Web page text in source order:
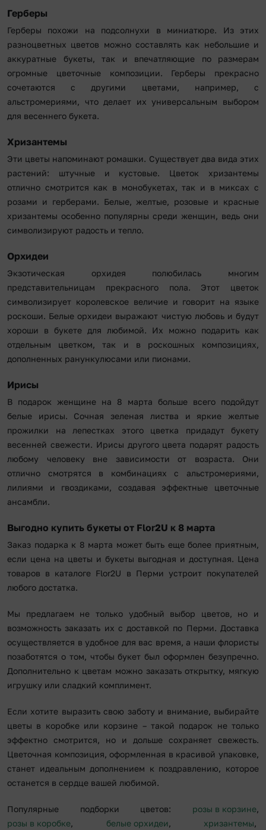
Герберы
Герберы похожи на подсолнухи в миниатюре. Из этих
разноцветных цветов можно составлять как небольшие и
аккуратные букеты, так и впечатляющие по размерам
огромные цветочные композиции. Герберы прекрасно
сочетаются с другими цветами, например, с
альстромериями, что делает их универсальным выбором
для весеннего букета.
Хризантемы
Эти цветы напоминают ромашки. Существует два вида этих
растений: штучные и кустовые. Цветок хризантемы
отлично смотрится как в монобукетах, так и в миксах с
розами и герберами. Белые, желтые, розовые и красные
хризантемы особенно популярны среди женщин, ведь они
символизируют радость и тепло.
Орхидеи
Экзотическая орхидея полюбилась многим
представительницам прекрасного пола. Этот цветок
символизирует королевское величие и говорит на языке
роскоши. Белые орхидеи выражают чистую любовь и будут
хороши в букете для любимой. Их можно подарить как
отдельным цветком, так и в роскошных композициях,
дополненных ранункулюсами или пионами.
Ирисы
В подарок женщине на 8 марта больше всего подойдут
белые ирисы. Сочная зеленая листва и яркие желтые
прожилки на лепестках этого цветка придадут букету
весенней свежести. Ирисы другого цвета подарят радость
любому человеку вне зависимости от возраста. Они
отлично смотрятся в комбинациях с альстромериями,
лилиями и гвоздиками, создавая эффектные цветочные
ансамбли.
Выгодно купить букеты от Flor2U к 8 марта
Заказ подарка к 8 марта может быть еще более приятным,
если цена на цветы и букеты выгодная и доступная. Цена
товаров в каталоге Flor2U в Перми устроит покупателей
любого достатка.
Мы предлагаем не только удобный выбор цветов, но и
возможность заказать их с доставкой по Перми. Доставка
осуществляется в удобное для вас время, а наши флористы
позаботятся о том, чтобы букет был оформлен безупречно.
Дополнительно к цветам можно заказать открытку, мягкую
игрушку или сладкий комплимент.
Если хотите выразить свою заботу и внимание, выбирайте
цветы в коробке или корзине – такой подарок не только
эффектно смотрится, но и дольше сохраняет свежесть.
Цветочная композиция, оформленная в красивой упаковке,
станет идеальным дополнением к поздравлению, которое
останется в сердце вашей любимой.
Популярные подборки цветов: розы в корзине,
розы в коробке, белые орхидеи, хризантемы,